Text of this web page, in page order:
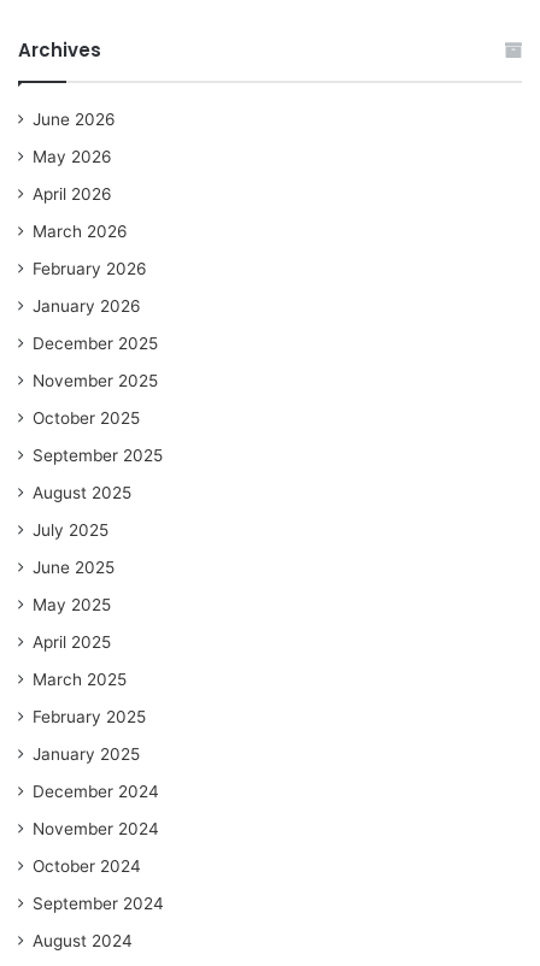
Archives
June 2026
May 2026
April 2026
March 2026
February 2026
January 2026
December 2025
November 2025
October 2025
September 2025
August 2025
July 2025
June 2025
May 2025
April 2025
March 2025
February 2025
January 2025
December 2024
November 2024
October 2024
September 2024
August 2024